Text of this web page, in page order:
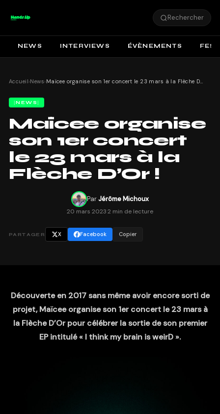
Rechercher
NEWS INTERVIEWS ÉVÈNEMENTS
Accueil›News› Maïcee organise son 1er concert le 23 mars à la Flèche D’Or !
NEWS
Maïcee organise
son 1er concert
le 23 mars à la
Flèche D’Or !
ParJérôme Michoux
20 mars 20232 min de lecture
PARTAGER X Facebook Copier
Découverte en 2017 sans même avoir encore sorti de
projet, Maïcee organise son 1er concert le 23 mars à
la Flèche D’Or pour célébrer la sortie de son premier
EP intitulé « I think my brain is weirD ».